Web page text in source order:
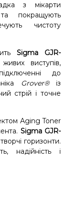
з мікарти
покращують
чистоту
Sigma GJR-
виступів,
до
Grover®із
стрій і точне
Aging Toner
Sigma GJR-
горизонти.
надійність і